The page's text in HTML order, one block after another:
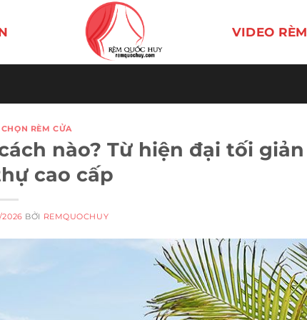
VIDEO RÈM
RÈM CỬA
nào? Từ hiện đại tối giản
cao cấp
2026 BỞI REMQUOCHUY